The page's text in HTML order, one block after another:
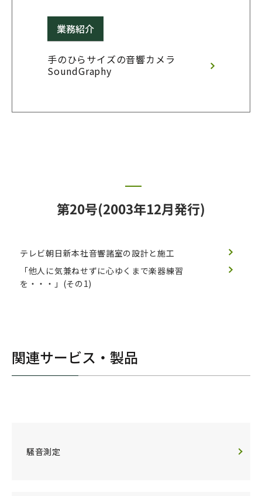
業務紹介
手のひらサイズの音響カメラ
SoundGraphy
第20号(2003年12月発行)
テレビ朝日新本社音響諸室の設計と施工
「他人に気兼ねせずに心ゆくまで楽器練習
を・・・」(その1)
関連サービス・製品
騒音測定